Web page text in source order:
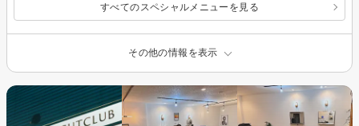
すべてのスペシャルメニューを見る
その他の情報を表示